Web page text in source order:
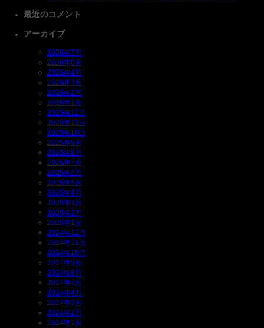
最近のコメント
アーカイブ
2026年7月
2026年6月
2026年4月
2026年3月
2026年2月
2026年1月
2025年12月
2025年11月
2025年10月
2025年9月
2025年8月
2025年7月
2025年6月
2025年5月
2025年4月
2025年3月
2025年2月
2025年1月
2024年12月
2024年11月
2024年10月
2024年9月
2024年8月
2024年7月
2024年4月
2024年3月
2024年2月
2024年1月